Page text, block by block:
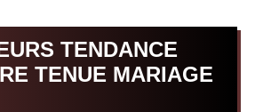
TENDANCE
TENUE MARIAGE